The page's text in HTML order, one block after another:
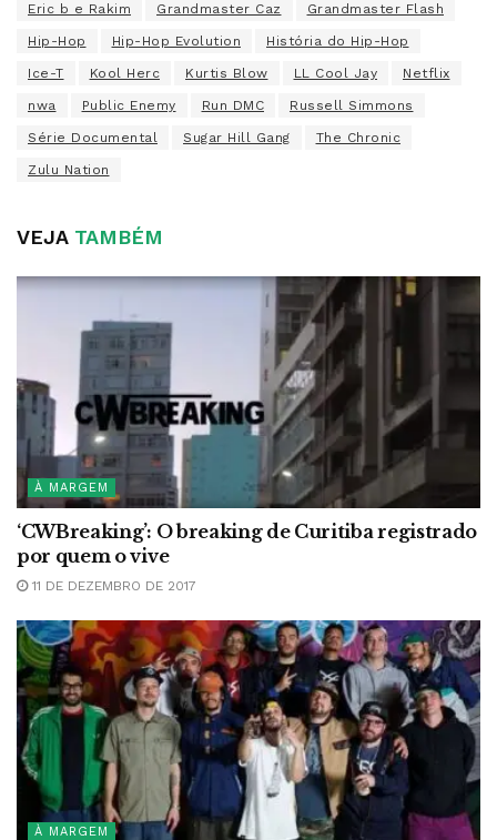
Eric b e Rakim Grandmaster Caz Grandmaster Flash
Hip-Hop Hip-Hop Evolution História do Hip-Hop
Ice-T Kool Herc Kurtis Blow LL Cool Jay Netflix
nwa Public Enemy Run DMC Russell Simmons
Série Documental Sugar Hill Gang The Chronic
Zulu Nation
VEJATAMBÉM
À MARGEM
‘CWBreaking’: O breaking de Curitiba registrado
por quem o vive
11 DE DEZEMBRO DE 2017
À MARGEM